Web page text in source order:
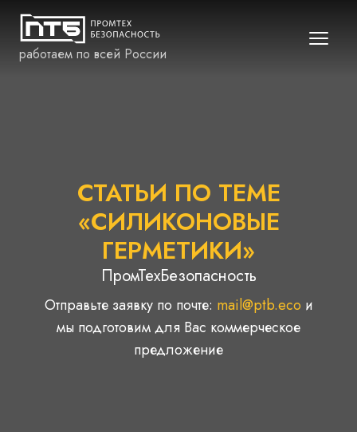
работаем по всей России
СТАТЬИ ПО ТЕМЕ
«СИЛИКОНОВЫЕ
ГЕРМЕТИКИ»
ПромТехБезопасность
Отправьте заявку по почте: mail@ptb.eco и
мы подготовим для Вас коммерческое
предложение